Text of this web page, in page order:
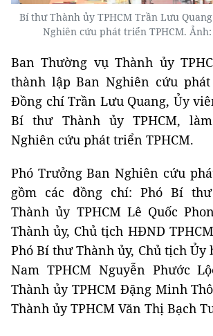
Bí thư Thành ủy TPHCM Trần Lưu
Nghiên cứu phát triển TPHCM. Ảnh:
Ban Thường vụ Thành ủy
thành lập Ban Nghiên cứu phát
Đồng chí Trần Lưu Quang, Ủy
Bí thư Thành ủy TPHCM,
Nghiên cứu phát triển TPHCM.
Phó Trưởng Ban Nghiên cứu
gồm các đồng chí: Phó Bí
Thành ủy TPHCM Lê Quốc
Thành ủy, Chủ tịch HĐND
Phó Bí thư Thành ủy, Chủ tịch Ủy
Nam TPHCM Nguyễn Phước
Thành ủy TPHCM Đặng Minh
Thành ủy TPHCM Văn Thị Bạch